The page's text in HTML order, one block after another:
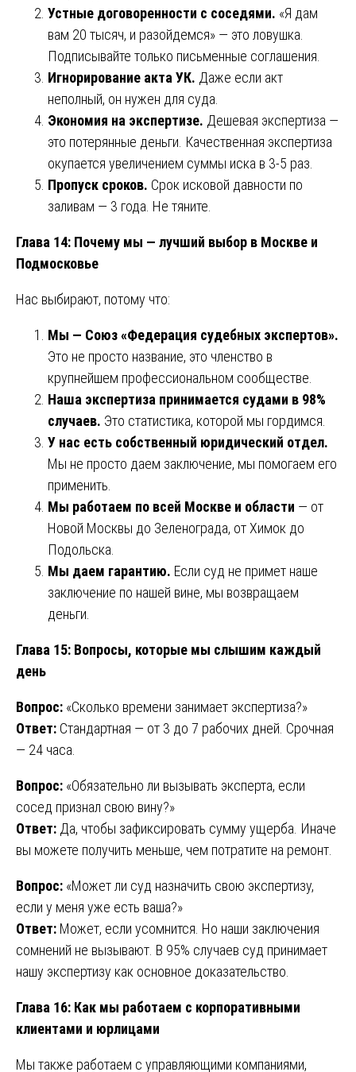
Устные договоренности с соседями. «Я дам
вам 20 тысяч, и разойдемся» — это ловушка.
Подписывайте только письменные соглашения.
Игнорирование акта УК. Даже если акт
неполный, он нужен для суда.
Экономия на экспертизе. Дешевая экспертиза —
это потерянные деньги. Качественная экспертиза
окупается увеличением суммы иска в 3-5 раз.
Пропуск сроков. Срок исковой давности по
заливам — 3 года. Не тяните.
Глава 14: Почему мы — лучший выбор в Москве и
Подмосковье
Нас выбирают, потому что:
Мы — Союз «Федерация судебных экспертов».
Это не просто название, это членство в
крупнейшем профессиональном сообществе.
Наша экспертиза принимается судами в 98%
случаев. Это статистика, которой мы гордимся.
У нас есть собственный юридический отдел.
Мы не просто даем заключение, мы помогаем его
применить.
Мы работаем по всей Москве и области — от
Новой Москвы до Зеленограда, от Химок до
Подольска.
Мы даем гарантию. Если суд не примет наше
заключение по нашей вине, мы возвращаем
деньги.
Глава 15: Вопросы, которые мы слышим каждый
день
Вопрос: «Сколько времени занимает экспертиза?»
Ответ: Стандартная — от 3 до 7 рабочих дней. Срочная
— 24 часа.
Вопрос: «Обязательно ли вызывать эксперта, если
сосед признал свою вину?»
Ответ: Да, чтобы зафиксировать сумму ущерба. Иначе
вы можете получить меньше, чем потратите на ремонт.
Вопрос: «Может ли суд назначить свою экспертизу,
если у меня уже есть ваша?»
Ответ: Может, если усомнится. Но наши заключения
сомнений не вызывают. В 95% случаев суд принимает
нашу экспертизу как основное доказательство.
Глава 16: Как мы работаем с корпоративными
клиентами и юрлицами
Мы также работаем с управляющими компаниями,